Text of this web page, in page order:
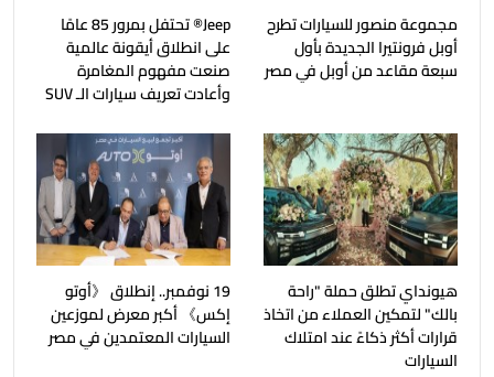
مجموعة منصور للسيارات تطرح
أوبل فرونتيرا الجديدة بأول
سبعة مقاعد من أوبل في مصر
Jeep®️ تحتفل بمرور 85 عامًا
على انطلاق أيقونة عالمية
صنعت مفهوم المغامرة
وأعادت تعريف سيارات الـ SUV
هيونداي تطلق حملة "راحة
بالك" لتمكين العملاء من اتخاذ
قرارات أكثر ذكاءً عند امتلاك
السيارات
19 نوفمبر.. إنطلاق 《أوتو
إكس》 أكبر معرض لموزعين
السيارات المعتمدين في مصر